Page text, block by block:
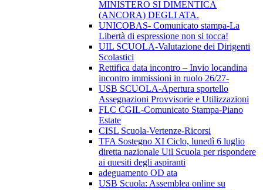
MINISTERO SI DIMENTICA
(ANCORA) DEGLI ATA.
UNICOBAS- Comunicato stampa-La
Libertà di espressione non si tocca!
UIL SCUOLA-Valutazione dei Dirigenti
Scolastici
Rettifica data incontro – Invio locandina
incontro immissioni in ruolo 26/27-
USB SCUOLA-Apertura sportello
Assegnazioni Provvisorie e Utilizzazioni
FLC CGIL-Comunicato Stampa-Piano
Estate
CISL Scuola-Vertenze-Ricorsi
TFA Sostegno XI Ciclo, lunedì 6 luglio
diretta nazionale Uil Scuola per rispondere
ai quesiti degli aspiranti
adeguamento OD ata
USB Scuola: Assemblea online su